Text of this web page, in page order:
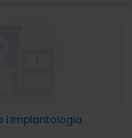
i Implantologia